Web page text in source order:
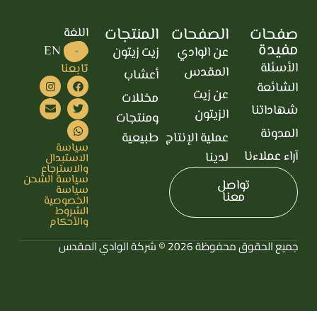
صفحات
مفيدة
الأسئلة
الشائعة
شهاداتنا
المدونة
آراء عملاءنا
تواصل
معنا
الصفحات
عن الوادي
المقدس
عن زيت
الزيتون
عملية الإنتاج
لدينا
المنتجات
زيت زيتون
أعشاب
مخللات
ومنتجات
طبيعية
اللغة
AR
EN
تابعنا
سياسة
الاستبدال
والاسترجاع
سياسة الشحن
سياسة
الخصوصية
الشروط
والأحكام
جميع الحقوق محفوظة 2026 © شركة الوادي المقدس